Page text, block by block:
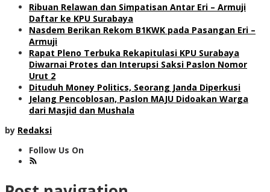
Ribuan Relawan dan Simpatisan Antar Eri – Armuji
Daftar ke KPU Surabaya
Nasdem Berikan Rekom B1KWK pada Pasangan Eri –
Armuji
Rapat Pleno Terbuka Rekapitulasi KPU Surabaya
Diwarnai Protes dan Interupsi Saksi Paslon Nomor
Urut 2
Dituduh Money Politics, Seorang Janda Diperkusi
Jelang Pencoblosan, Paslon MAJU Didoakan Warga
dari Masjid dan Mushala
by Redaksi
Follow Us On